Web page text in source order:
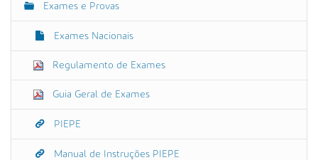
Exames e Provas
Exames Nacionais
Regulamento de Exames
Guia Geral de Exames
PIEPE
Manual de Instruções PIEPE